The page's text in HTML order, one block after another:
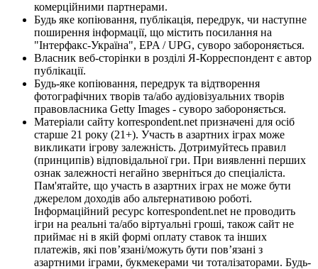
комерційними партнерами.
Будь яке копіювання, публікація, передрук, чи наступне
поширення інформації, що містить посилання на
"Інтерфакс-Україна", EPA / UPG, суворо забороняється.
Власник веб-сторінки в розділі Я-Корреспондент є автор
публікації.
Будь-яке копіювання, передрук та відтворення
фотографічних творів та/або аудіовізуальних творів
правовласника Getty Images - суворо забороняється.
Матеріали сайту korrespondent.net призначені для осіб
старше 21 року (21+). Участь в азартних іграх може
викликати ігрову залежність. Дотримуйтесь правил
(принципів) відповідальної гри. При виявленні перших
ознак залежності негайно зверніться до спеціаліста.
Пам'ятайте, що участь в азартних іграх не може бути
джерелом доходів або альтернативою роботі.
Інформаційний ресурс korrespondent.net не проводить
ігри на реальні та/або віртуальні гроші, також сайт не
приймає ні в якій формі оплату ставок та інших
платежів, які пов’язані/можуть бути пов’язані з
азартними іграми, букмекерами чи тоталізаторами. Будь-